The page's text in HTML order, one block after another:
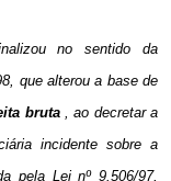
no sentido da
que alterou a base de
bruta , ao decretar a
incidente sobre a
pela Lei nº 9.506/97,